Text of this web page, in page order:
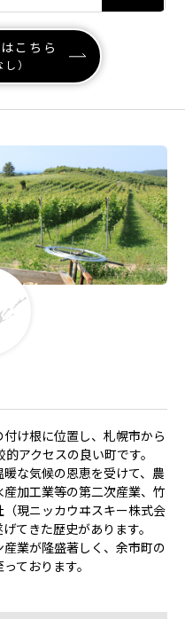
こちら
し）
け根に位置し、札幌市から
アクセスの良い町です。
な気候の恩恵を受けて、農
加工業等の第二次産業、竹
現ニッカウヰスキー株式会
てきた歴史があります。
業が隆盛著しく、余市町の
ております。